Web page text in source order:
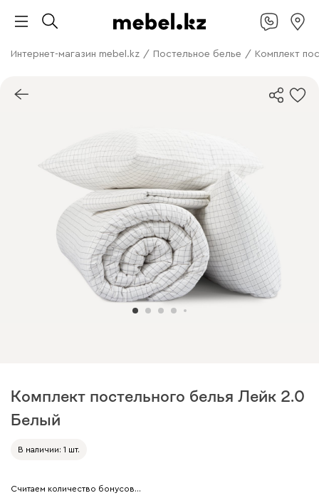
Интернет-магазин mebel.kz / Постельное белье / Комплект
Комплект постельного белья Лейк 2.0
Белый
В наличии: 1 шт.
Считаем количество бонусов…